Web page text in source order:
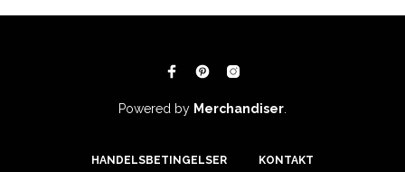
Powered by Merchandiser.
HANDELSBETINGELSER KONTAKT